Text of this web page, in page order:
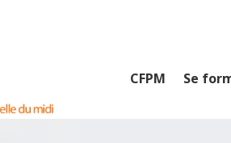
CFPM Se